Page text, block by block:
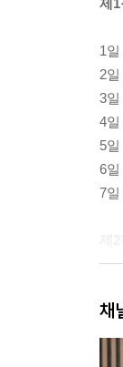
제
1
2
3일
4일
5
6
7
9일
10
채